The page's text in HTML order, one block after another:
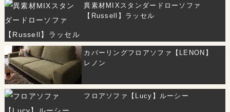
異素材MIXスタンダードローソファ
【Russell】ラッセル
カバーリングフロアソファ【LENON】
レノン
フロアソファ【Lucy】ルーシー